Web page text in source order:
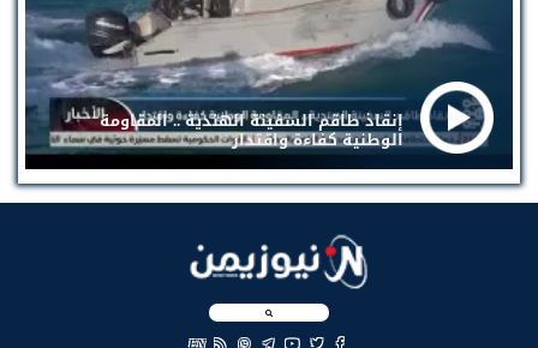
إنقاذ طاقم السفينة الهندية .. المقاومة
الوطنية كفاءة واقتدار
EN